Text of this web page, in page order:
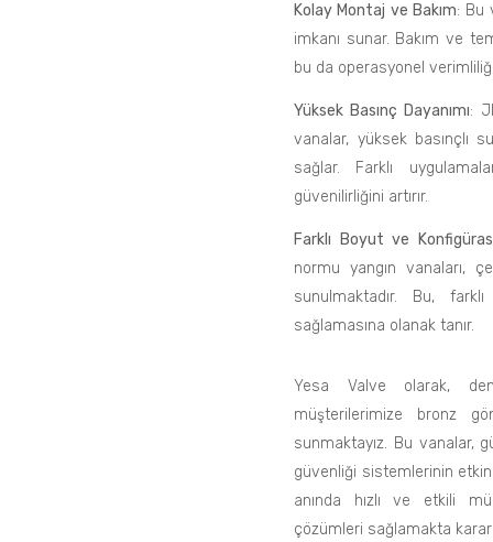
Kolay Montaj ve Bakım: Bu
imkanı sunar. Bakım ve
bu da operasyonel verimliliği
Yüksek Basınç Dayanımı:
vanalar, yüksek basınçlı
sağlar. Farklı
güvenilirliğini artırır.
Farklı Boyut ve
normu yangın vanaları,
sunulmaktadır. Bu,
sağlamasına olanak tanır.
Yesa Valve olarak,
müşterilerimize bronz
sunmaktayız. Bu vanalar,
güvenliği sistemlerinin
anında hızlı ve etkili
çözümleri sağlamakta